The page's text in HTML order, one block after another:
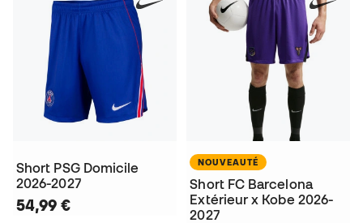
Short PSG Domicile
2026-2027
54,99 €
NOUVEAUTÉ
Short FC Barcelona
Extérieur x Kobe 2026-
2027